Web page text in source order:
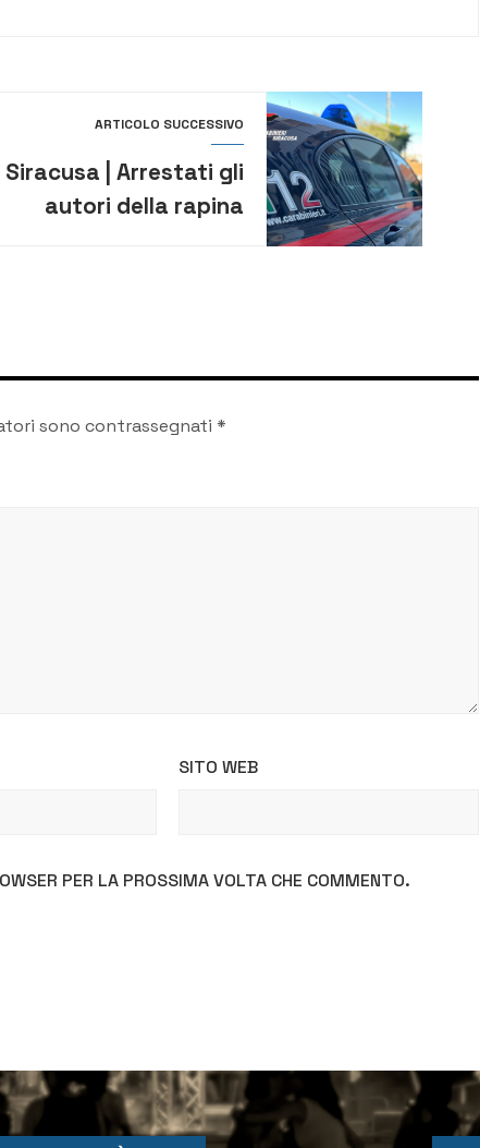
ARTICOLO SUCCESSIVO
Siracusa | Arrestati gli
autori della rapina
sono contrassegnati *
SITO WEB
PER LA PROSSIMA VOLTA CHE COMMENTO.